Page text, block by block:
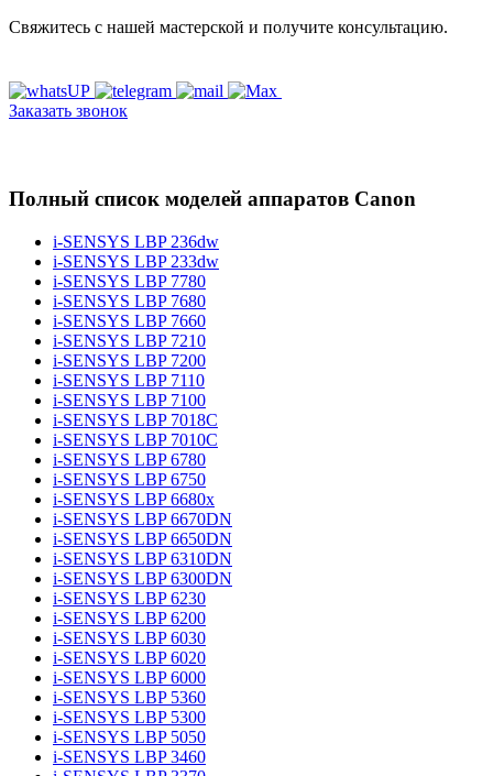
Свяжитесь с нашей мастерской и получите консультацию.
Заказать звонок
Полный список моделей аппаратов Canon
i-SENSYS LBP 236dw
i-SENSYS LBP 233dw
i-SENSYS LBP 7780
i-SENSYS LBP 7680
i-SENSYS LBP 7660
i-SENSYS LBP 7210
i-SENSYS LBP 7200
i-SENSYS LBP 7110
i-SENSYS LBP 7100
i-SENSYS LBP 7018C
i-SENSYS LBP 7010C
i-SENSYS LBP 6780
i-SENSYS LBP 6750
i-SENSYS LBP 6680x
i-SENSYS LBP 6670DN
i-SENSYS LBP 6650DN
i-SENSYS LBP 6310DN
i-SENSYS LBP 6300DN
i-SENSYS LBP 6230
i-SENSYS LBP 6200
i-SENSYS LBP 6030
i-SENSYS LBP 6020
i-SENSYS LBP 6000
i-SENSYS LBP 5360
i-SENSYS LBP 5300
i-SENSYS LBP 5050
i-SENSYS LBP 3460